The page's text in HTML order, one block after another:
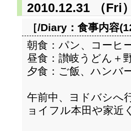
2010.12.31 （Fri）
［/Diary： 食事内容
朝食：パン、コーヒ
昼食：讃岐うどん＋
夕食：ご飯、ハンバ
午前中、ヨドバシへ
ョイフル本田や家近